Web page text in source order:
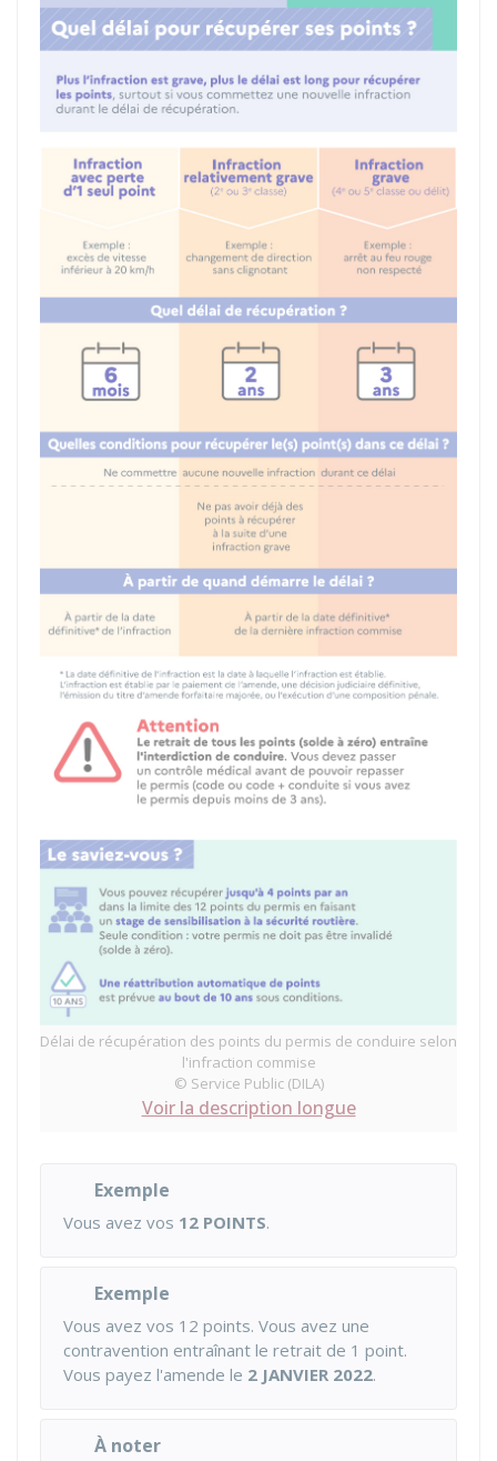
Délai de récupération des points du permis de conduire selon
l'infraction commise
© Service Public (DILA)
Voir la description longue
Exemple
Vous avez vos 12 POINTS.
Exemple
Vous avez vos 12 points. Vous avez une
contravention entraînant le retrait de 1 point.
Vous payez l'amende le 2 JANVIER 2022.
À noter